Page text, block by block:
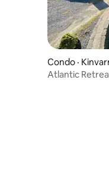
Condo ·
Atlantic